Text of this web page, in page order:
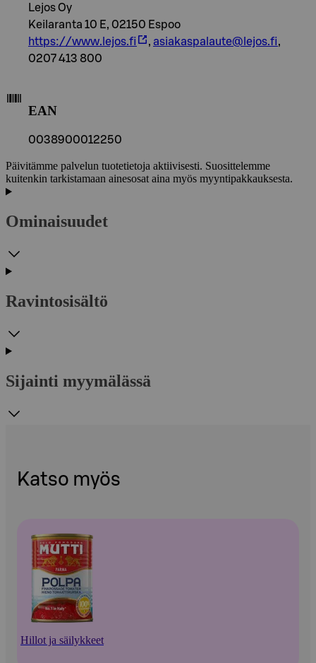
Lejos Oy
Keilaranta 10 E, 02150 Espoo
https://www.lejos.fi
, asiakaspalaute@lejos.fi,
0207 413 800
EAN
0038900012250
Päivitämme palvelun tuotetietoja aktiivisesti. Suosittelemme
kuitenkin tarkistamaan ainesosat aina myös myyntipakkauksesta.
Ominaisuudet
Ravintosisältö
Sijainti myymälässä
Katso myös
Hillot ja säilykkeet